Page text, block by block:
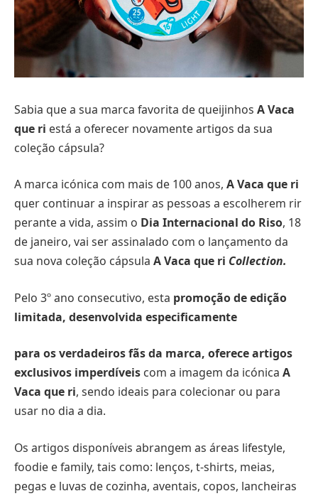
Sabia que a sua marca favorita de queijinhos A Vaca
que ri está a oferecer novamente artigos da sua
coleção cápsula?
A marca icónica com mais de 100 anos, A Vaca que ri
quer continuar a inspirar as pessoas a escolherem rir
perante a vida, assim o Dia Internacional do Riso, 18
de janeiro, vai ser assinalado com o lançamento da
sua nova coleção cápsula A Vaca que ri Collection.
Pelo 3º ano consecutivo, esta promoção de edição
limitada, desenvolvida especificamente
para os verdadeiros fãs da marca, oferece artigos
exclusivos imperdíveis com a imagem da icónica A
Vaca que ri, sendo ideais para colecionar ou para
usar no dia a dia.
Os artigos disponíveis abrangem as áreas lifestyle,
foodie e family, tais como: lenços, t-shirts, meias,
pegas e luvas de cozinha, aventais, copos, lancheiras